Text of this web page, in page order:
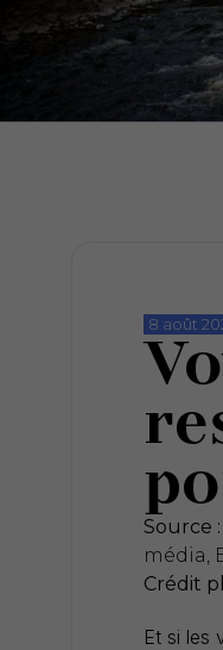
8 août
Source :
média,
Crédit
Et si les